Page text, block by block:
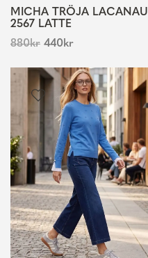
MICHA TRÖJA LACANAU
2567 LATTE
880kr 440kr